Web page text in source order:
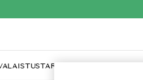
TARJOILU JA KATTAUS